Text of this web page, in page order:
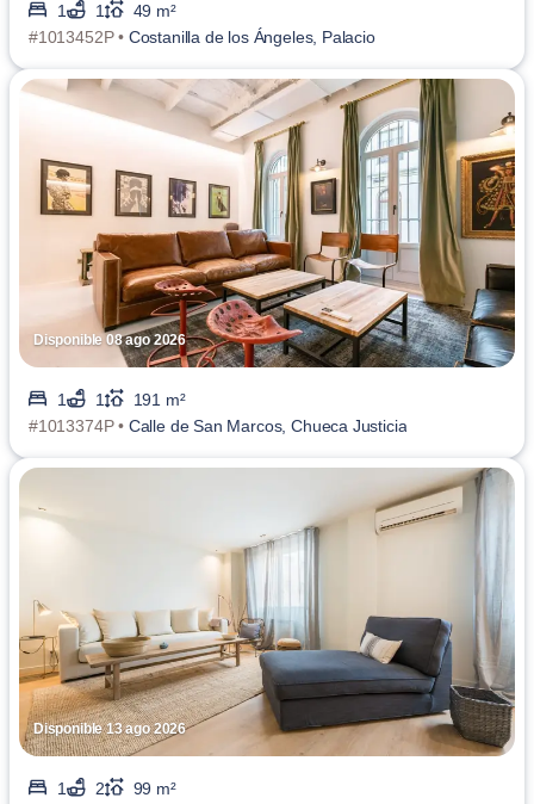
1 1
49 m²
#1013452P • Costanilla de los Ángeles, Palacio
Disponible 08 ago 2026
1 1
191 m²
#1013374P • Calle de San Marcos, Chueca Justicia
Disponible 13 ago 2026
1 2
99 m²